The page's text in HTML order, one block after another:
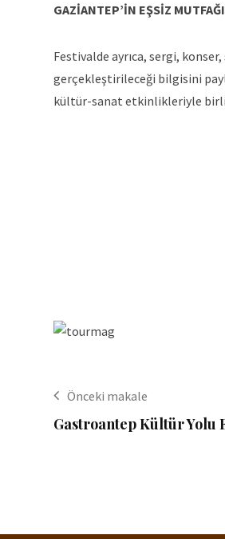
GAZİANTEP’İN EŞSİZ
Festivalde ayrıca, sergi,
gerçekleştirileceği bilgisini
kültür-sanat etkinlikleriyle
Önceki makale
Gastroantep Kültür Yolu